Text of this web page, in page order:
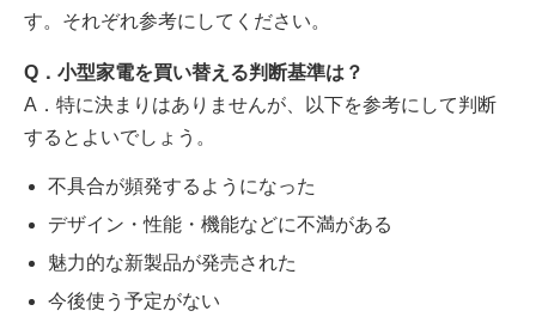
す。それぞれ参考にしてください。
Q．小型家電を買い替える判断基準は？
A．特に決まりはありませんが、以下を参考にして判断
するとよいでしょう。
不具合が頻発するようになった
デザイン・性能・機能などに不満がある
魅力的な新製品が発売された
今後使う予定がない